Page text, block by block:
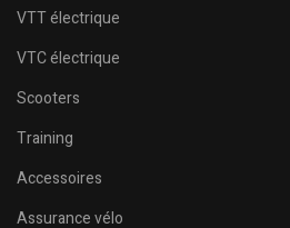
VTT électrique
VTC électrique
Scooters
Training
Accessoires
Assurance vélo